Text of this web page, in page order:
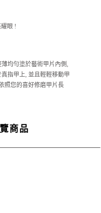
眼 !
均勻塗於藝術甲片內側,
指甲上, 並且輕輕移動甲
照您的喜好修磨甲片長
商品